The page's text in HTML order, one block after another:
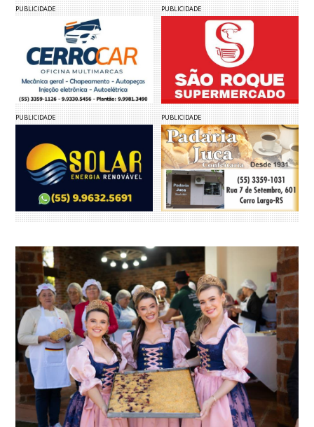
PUBLICIDADE PUBLICIDADE
PUBLICIDADE PUBLICIDADE